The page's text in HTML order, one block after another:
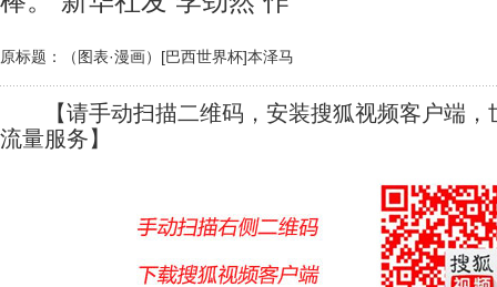
原标题：（图表·漫画）[巴西世界杯]本泽马
【请手动扫描二维码，安装搜狐视频客户端，
流量服务】